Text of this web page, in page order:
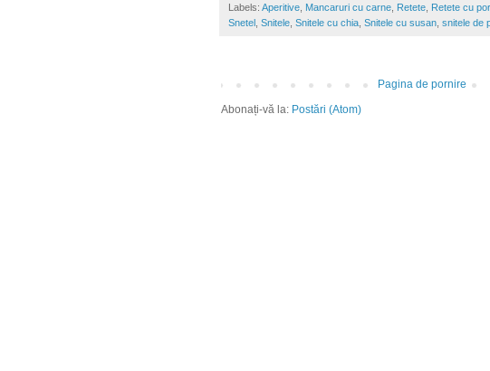
Labels: Aperitive Mancaruri cu carne Retete Retete cu
Snetel Snitele Snitele cu chia Snitele cu susan snitele de
Pagina de pornire
Abonați-vă la: Postări (Atom)